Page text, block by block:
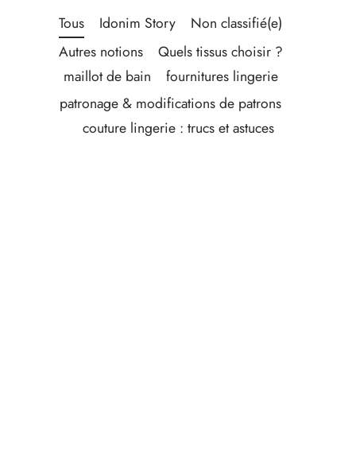
Tous Idonim Story
Non classifié(e)
Autres notions
Quels tissus choisir ?
maillot de bain
fournitures lingerie
patronage & modifications de patrons
couture lingerie : trucs et astuces